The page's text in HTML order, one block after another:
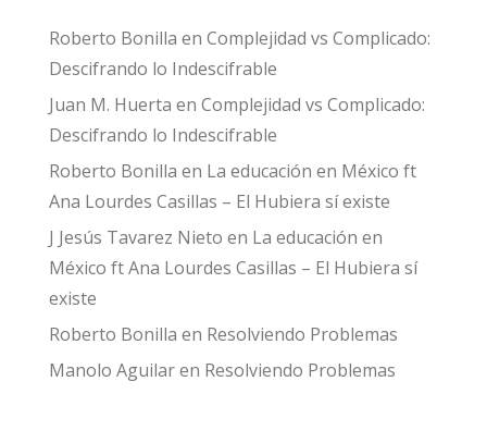
Roberto Bonilla en Complejidad vs Complicado:
Descifrando lo Indescifrable
Juan M. Huerta en Complejidad vs Complicado:
Descifrando lo Indescifrable
Roberto Bonilla en La educación en México ft
Ana Lourdes Casillas – El Hubiera sí existe
J Jesús Tavarez Nieto en La educación en
México ft Ana Lourdes Casillas – El Hubiera sí
existe
Roberto Bonilla en Resolviendo Problemas
Manolo Aguilaren Resolviendo Problemas